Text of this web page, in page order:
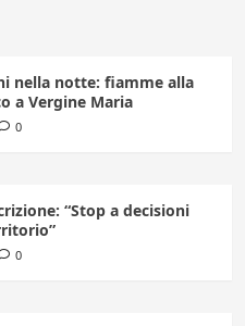
nella notte: fiamme alla
a Vergine Maria
0
“Stop a decisioni
0